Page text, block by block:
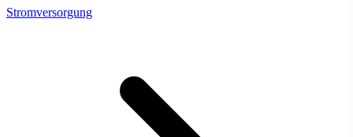
Stromversorgung